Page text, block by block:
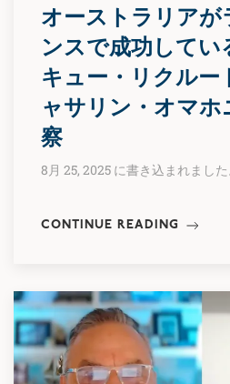
オーストラリア
ンスで成功してい
キュー・リクルー
ャサリン・オマ
察
8月 25, 2025 に書き込まれました
CONTINUE READING